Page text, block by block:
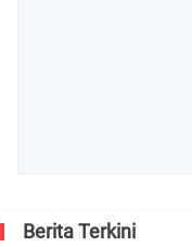
Berita Terkini